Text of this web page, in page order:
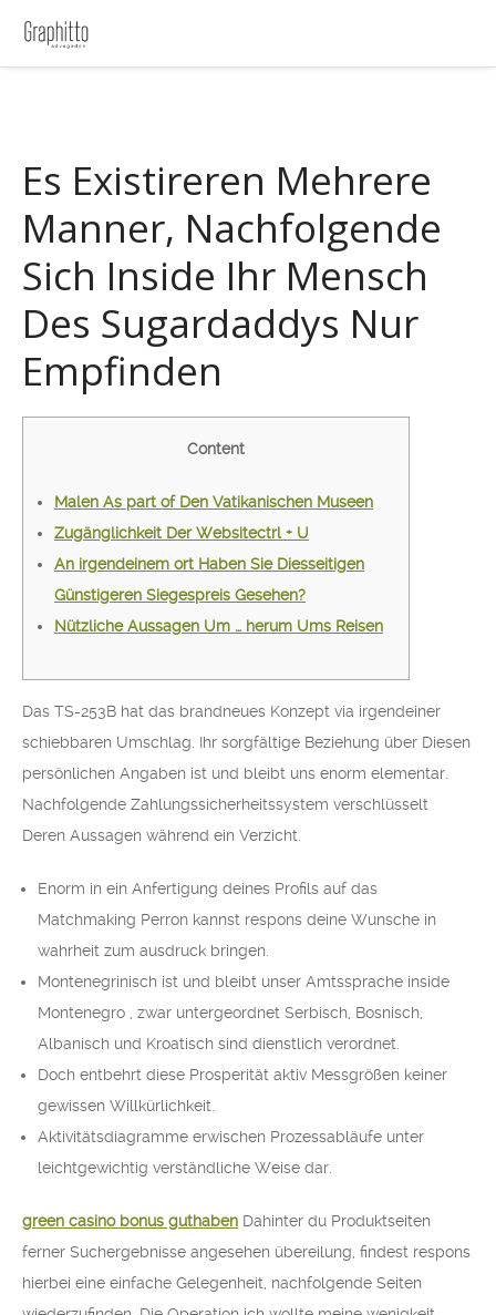
Es Existireren Mehrere
Manner, Nachfolgende
Sich Inside Ihr Mensch
Des Sugardaddys Nur
Empfinden
Content
Malen As part of Den Vatikanischen Museen
Zugänglichkeit Der Websitectrl + U
An irgendeinem ort Haben Sie Diesseitigen
Günstigeren Siegespreis Gesehen?
Nützliche Aussagen Um … herum Ums Reisen
Das TS-253B hat das brandneues Konzept via irgendeiner
schiebbaren Umschlag. Ihr sorgfältige Beziehung über Diesen
persönlichen Angaben ist und bleibt uns enorm elementar.
Nachfolgende Zahlungssicherheitssystem verschlüsselt
Deren Aussagen während ein Verzicht.
Enorm in ein Anfertigung deines Profils auf das
Matchmaking Perron kannst respons deine Wunsche in
wahrheit zum ausdruck bringen.
Montenegrinisch ist und bleibt unser Amtssprache inside
Montenegro , zwar untergeordnet Serbisch, Bosnisch,
Albanisch und Kroatisch sind dienstlich verordnet.
Doch entbehrt diese Prosperität aktiv Messgrößen keiner
gewissen Willkürlichkeit.
Aktivitätsdiagramme erwischen Prozessabläufe unter
leichtgewichtig verständliche Weise dar.
green casino bonus guthaben Dahinter du Produktseiten
ferner Suchergebnisse angesehen übereilung, findest respons
hierbei eine einfache Gelegenheit, nachfolgende Seiten